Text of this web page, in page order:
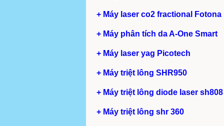
+ Máy laser co2 fractional Fotona
+ Máy phân tích da A-One Smart
+ Máy laser yag Picotech
+ Máy triệt lông SHR950
+ Máy triệt lông diode laser sh808
+ Máy triệt lông shr 360